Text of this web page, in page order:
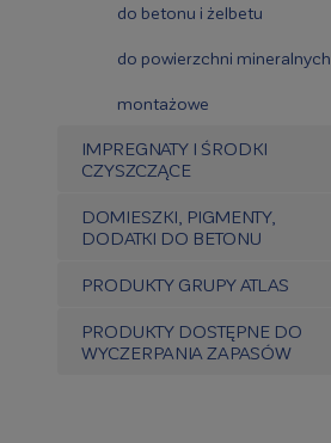
do betonu i żelbetu
do powierzchni mineralnych
montażowe
IMPREGNATY I ŚRODKI
CZYSZCZĄCE
DOMIESZKI, PIGMENTY,
DODATKI DO BETONU
PRODUKTY GRUPY ATLAS
PRODUKTY DOSTĘPNE DO
WYCZERPANIA ZAPASÓW